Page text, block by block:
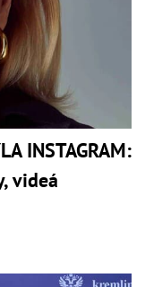
INSTAGRAM:
videá